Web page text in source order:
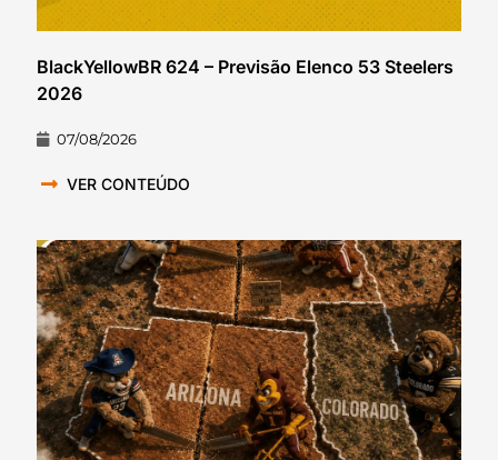
BlackYellowBR 624 – Previsão Elenco 53 Steelers
2026
07/08/2026
VER CONTEÚDO